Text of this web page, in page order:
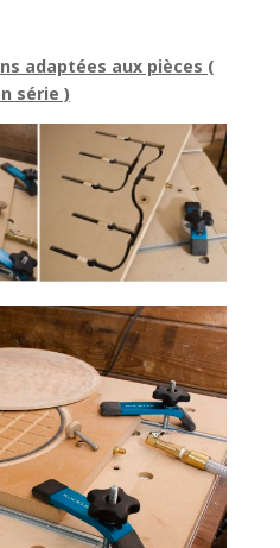
adaptées aux pièces (
série )